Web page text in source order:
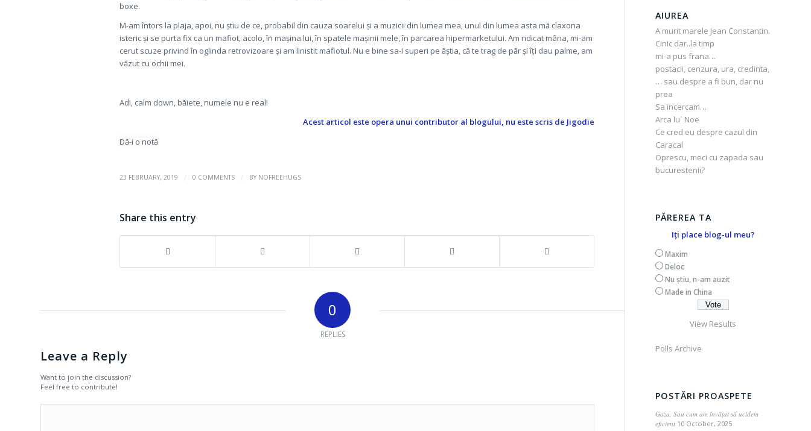
boxe.
M-am întors la plaja, apoi, nu știu de ce, probabil din cauza soarelui și a muzicii din lumea mea, unul din lumea asta mă claxona
isteric și se purta fix ca un mafiot, acolo, în mașina lui, în spatele mașinii mele, în parcarea hipermarketului. Am ridicat mâna, mi-am
cerut scuze privind în oglinda retrovizoare și am linistit mafiotul. Nu e bine sa-I superi pe ăștia, că te trag de păr și îți dau palme, am
văzut cu ochii mei.
Adi, calm down, băiete, numele nu e real!
Acest articol este opera unui contributor al blogului, nu este scris de Jigodie
Dă-i o notă
23 FEBRUARY, 2019 / 0 COMMENTS / BY NOFREEHUGS
Share this entry
0
REPLIES
Leave a Reply
Want to join the discussion?
Feel free to contribute!
AIUREA
A murit marele Jean Constantin.
Cinic dar..la timp
mi-a pus frana…
postacii, cenzura, ura, credinta,
… sau despre a fi bun, dar nu
prea
Sa incercam…
Arca lu` Noe
Ce cred eu despre cazul din
Caracal
Oprescu, meci cu zapada sau
bucurestenii?
PĂREREA TA
Iți place blog-ul meu?
Maxim
Deloc
Nu știu, n-am auzit
Made in China
View Results
Polls Archive
POSTĂRI PROASPETE
Gaza. Sau cum am învățat să ucidem
eficient 10 October, 2025